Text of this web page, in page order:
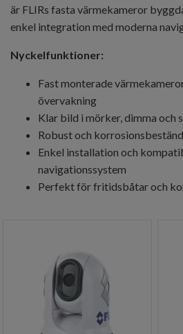
är FLIRs fasta värmekameror
enkel integration med moderna
Nyckelfunktioner:
Fast monterade
övervakning
Klar bild i mörker, dimma och
Robust och
Enkel installation och
navigationssystem
Perfekt för fritidsbåtar och